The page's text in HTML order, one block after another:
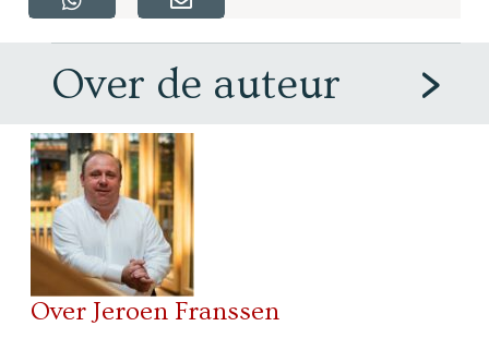
Over de auteur
Over Jeroen Franssen